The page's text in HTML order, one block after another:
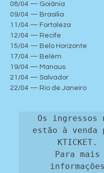
08/04 — Goiânia
09/04 — Brasília
11/04 — Fortaleza
12/04 — Recife
15/04 — Belo Horizonte
17/04 — Belém
19/04 — Manaus
21/04 — Salvador
22/04 — Rio de Janeiro
Os ingressos
estão à venda
KTICKET.
Para mais
informações